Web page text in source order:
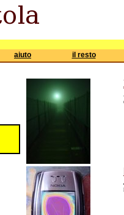
aiuto il resto